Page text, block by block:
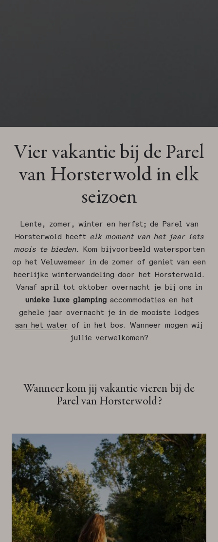
Vier vakantie bij de Parel
van Horsterwold in elk
seizoen
Lente, zomer, winter en herfst; de Parel van
Horsterwold heeft elk moment van het jaar iets
moois te bieden. Kom bijvoorbeeld watersporten
op het Veluwemeer in de zomer of geniet van een
heerlijke winterwandeling door het Horsterwold.
Vanaf april tot oktober overnacht je bij ons in
unieke luxe glampingaccommodaties en het
gehele jaar overnacht je in de mooiste lodges
aan het water of in het bos. Wanneer mogen wij
jullie verwelkomen?
Wanneer kom jij vakantie vieren bij de
Parel van Horsterwold?